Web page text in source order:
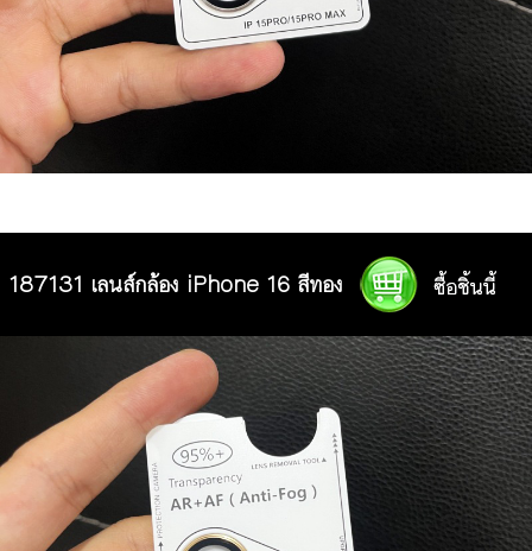
187131 เลนส์กล้อง iPhone 16 สีทอง